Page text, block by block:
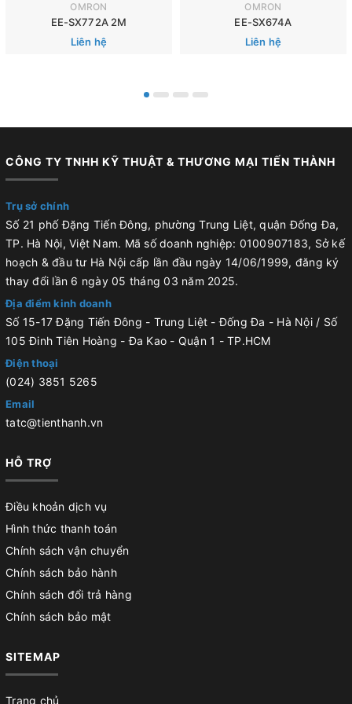
OMRON
EE-SX772A 2M
Liên hệ
OMRON
EE-SX674A
Liên hệ
CÔNG TY TNHH KỸ THUẬT & THƯƠNG MẠI TIẾN THÀNH
Trụ sở chính
Số 21 phố Đặng Tiến Đông, phường Trung Liệt, quận Đống Đa,
TP. Hà Nội, Việt Nam. Mã số doanh nghiệp: 0100907183, Sở kế
hoạch & đầu tư Hà Nội cấp lần đầu ngày 14/06/1999, đăng ký
thay đổi lần 6 ngày 05 tháng 03 năm 2025.
Địa điểm kinh doanh
Số 15-17 Đặng Tiến Đông - Trung Liệt - Đống Đa - Hà Nội / Số
105 Đinh Tiên Hoàng - Đa Kao - Quận 1 - TP.HCM
Điện thoại
(024) 3851 5265
Email
tatc@tienthanh.vn
HỖ TRỢ
Điều khoản dịch vụ
Hình thức thanh toán
Chính sách vận chuyển
Chính sách bảo hành
Chính sách đổi trả hàng
Chính sách bảo mật
SITEMAP
Trang chủ